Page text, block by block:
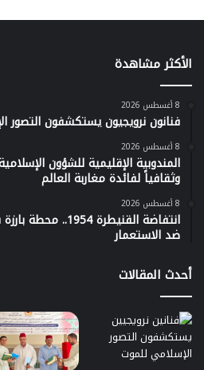
الأكثر مشاهدة
8 أغسطس 2026
فنانون نرويجيون يستكشفون التصور
8 أغسطس 2026
المندوبية الإقليمية للشؤون
وثقافياً لفائدة مغاربة العالم
8 أغسطس 2026
انتفاضة القنيطرة
ضد الاستعمار
أحدث المقالات